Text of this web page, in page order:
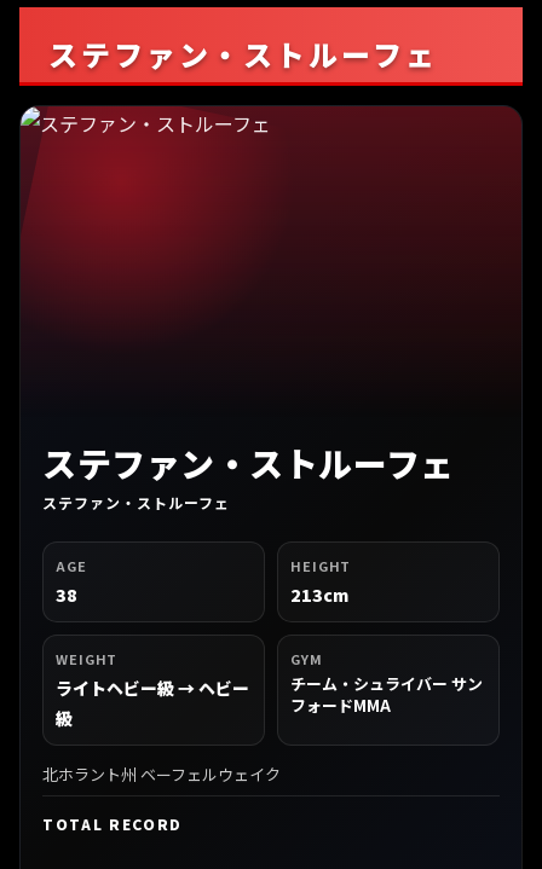
ステファン・ストルーフェ
ステファン・ストルーフェ
ステファン・ストルーフェ
AGE
38
HEIGHT
213cm
WEIGHT
ライトヘビー級 → ヘビー
級
GYM
チーム・シュライバー サン
フォードMMA
北ホラント州 ベーフェルウェイク
TOTAL RECORD